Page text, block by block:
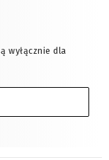
wyłącznie dla